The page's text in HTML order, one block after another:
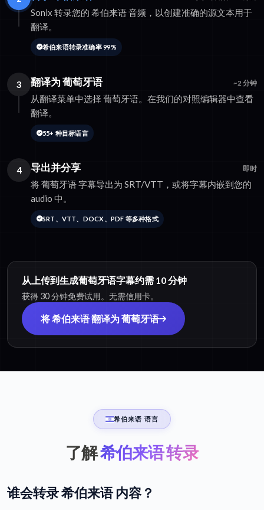
Sonix 转录您的 希伯来语 音频，以创建准确的源文本用于
翻译。
希伯来语转录准确率 99%
3 翻译为 葡萄牙语 ~2 分钟
从翻译菜单中选择 葡萄牙语。在我们的对照编辑器中查看
翻译。
55+ 种目标语言
4 导出并分享 即时
将 葡萄牙语 字幕导出为 SRT/VTT，或将字幕内嵌到您的
audio 中。
SRT、VTT、DOCX、PDF 等多种格式
从上传到生成葡萄牙语字幕约需 10 分钟
获得 30 分钟免费试用。无需信用卡。
将 希伯来语 翻译为 葡萄牙语
希伯来语 语言
了解希伯来语 转录
谁会转录 希伯来语 内容？